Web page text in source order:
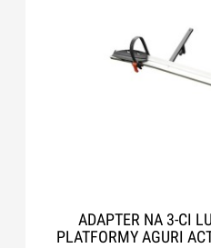
ADAPTER NA 3-CI
PLATFORMY AGURI